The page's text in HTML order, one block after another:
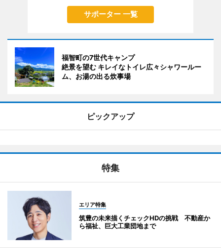
サポーター 一覧
福智町の7世代キャンプ
絶景を望む キレイなトイレ広々シャワールー
ム、お湯の出る炊事場
ピックアップ
特集
エリア特集
筑豊の未来描くチェックHDの挑戦 不動産か
ら福祉、巨大工業団地まで